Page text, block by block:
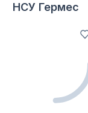
НСУ Гермес